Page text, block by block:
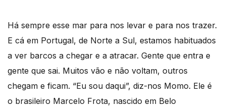
Há sempre esse mar para nos levar e para nos trazer.
E cá em Portugal, de Norte a Sul, estamos habituados
a ver barcos a chegar e a atracar. Gente que entra e
gente que sai. Muitos vão e não voltam, outros
chegam e ficam. “Eu sou daqui”, diz-nos Momo. Ele é
o brasileiro Marcelo Frota, nascido em Belo